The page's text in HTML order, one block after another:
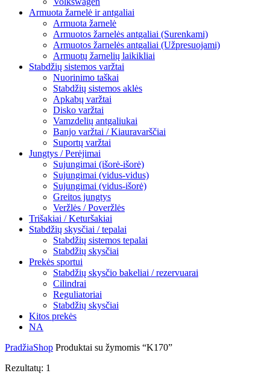
Armuota žarnelė ir antgaliai
Armuota žarnelė
Armuotos žarnelės antgaliai (Surenkami)
Armuotos žarnelės antgaliai (Užpresuojami)
Armuotų žarnelių laikikliai
Stabdžių sistemos varžtai
Nuorinimo taškai
Stabdžių sistemos aklės
Apkabų varžtai
Disko varžtai
Vamzdelių antgaliukai
Banjo varžtai / Kiauravarščiai
Suportų varžtai
Jungtys / Perėjimai
Sujungimai (išorė-išorė)
Sujungimai (vidus-vidus)
Sujungimai (vidus-išorė)
Greitos jungtys
Veržlės / Poveržlės
Trišakiai / Keturšakiai
Stabdžių skysčiai / tepalai
Stabdžių sistemos tepalai
Stabdžių skysčiai
Prekės sportui
Stabdžių skysčio bakeliai / rezervuarai
Cilindrai
Reguliatoriai
Stabdžių skysčiai
Kitos prekės
NA
PradžiaShop Produktai su žymomis “K170”
Rezultatų: 1